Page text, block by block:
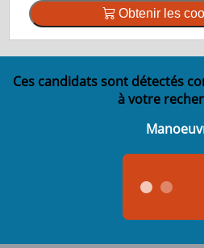
Obtenir les
Ces candidats sont détectés
à votre